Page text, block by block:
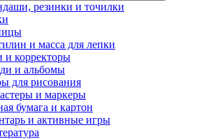
резинки и точилки
и масса для лепки
и корректоры
и альбомы
для рисования
и маркеры
бумага и картон
и активные игры